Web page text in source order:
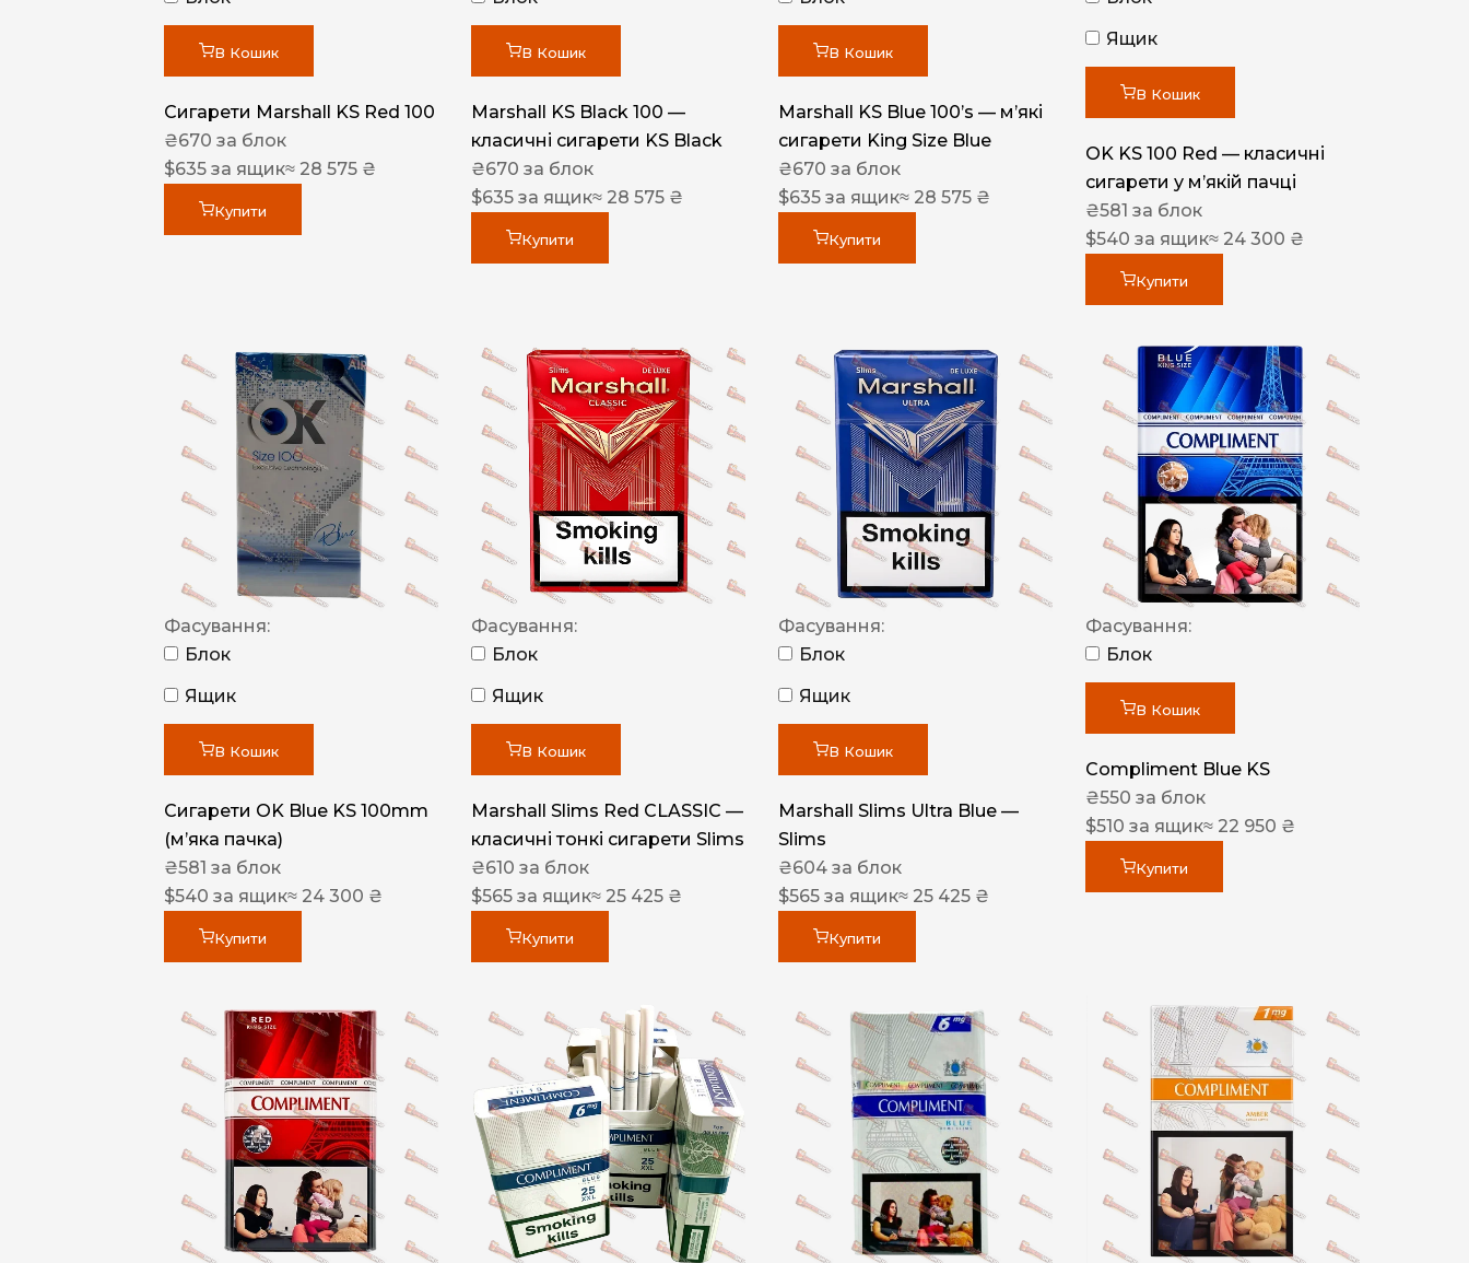
Nistru
PULL
Focus
De Santis
MONUS
NERO
NERO
Гуцульскі
Italian Blend 821
MAN
Arizona
В Кошик
Сигарети Marshall KS Red 100
₴670 за блок
$635 за ящик≈ 28 575 ₴
Купити
В Кошик
Marshall KS Black 100 —
класичні сигарети KS Black
₴670 за блок
$635 за ящик≈ 28 575 ₴
Купити
В Кошик
Marshall KS Blue 100’s — м’які
сигарети King Size Blue
₴670 за блок
$635 за ящик≈ 28 575 ₴
Купити
Ящик
В Кошик
OK KS 100 Red — класичні
сигарети у м’якій пачці
₴581 за блок
$540 за ящик≈ 24 300 ₴
Купити
Фасування:
Блок
Ящик
В Кошик
Сигарети OK Blue KS 100mm
(м’яка пачка)
₴581 за блок
$540 за ящик≈ 24 300 ₴
Купити
Фасування:
Блок
Ящик
В Кошик
Marshall Slims Red CLASSIC —
класичні тонкі сигарети Slims
₴610 за блок
$565 за ящик≈ 25 425 ₴
Купити
Фасування:
Блок
Ящик
В Кошик
Marshall Slims Ultra Blue —
Slims
₴604 за блок
$565 за ящик≈ 25 425 ₴
Купити
Фасування:
Блок
В Кошик
Compliment Blue KS
₴550 за блок
$510 за ящик≈ 22 950 ₴
Купити